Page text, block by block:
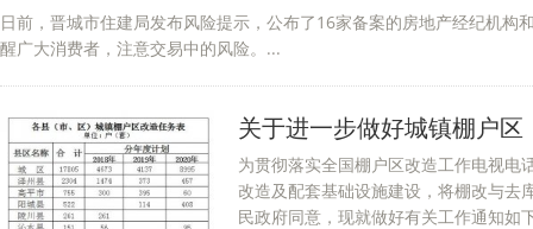
日前，晋城市住建局发布风险提示，公布了16家备案的房地产经纪机构
醒广大消费者，注意交易中的风险。...
关于进一步做好城镇棚户
为贯彻落实全国棚户区改造工作电视电
改造及配套基础设施建设，将棚改与去
民政府同意，现就做好有关工作通知如